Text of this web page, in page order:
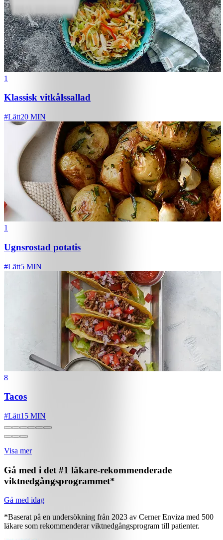
1
Klassisk vitkålssallad
#Lätt20 MIN
1
Ugnsrostad potatis
#Lätt5 MIN
8
Tacos
#Lätt15 MIN
Visa mer
Gå med i det #1 läkare-rekommenderade
viktnedgångsprogrammet*
Gå med idag
*Baserat på en undersökning från 2023 av Cerner Enviza med 500
läkare som rekommenderar viktnedgångsprogram till patienter.